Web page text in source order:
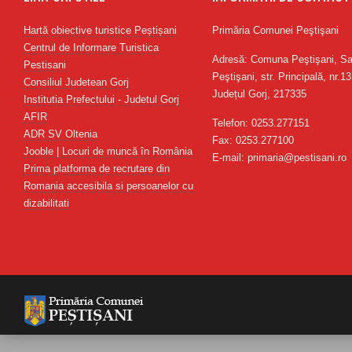
Hartă obiective turistice Peștișani
Centrul de Informare Turistica
Pestisani
Consiliul Judetean Gorj
Institutia Prefectului - Judetul Gorj
AFIR
ADR SV Oltenia
Jooble | Locuri de muncă în România
Prima platforma de recrutare din
Romania accesibila si persoanelor cu
dizabilitati
Primăria Comunei Peştişani
Adresă: Comuna Peştişani,
Peştişani, str. Principală,
Județul Gorj, 217335
Telefon: 0253.277151
Fax: 0253.277100
E-mail: primaria@pestisani.ro